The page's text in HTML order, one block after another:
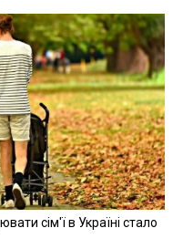
сім'ї в Україні стало